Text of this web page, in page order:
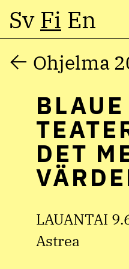
Hyppää
sisältöön
Sv Fi En
Ohjelma
DET
LAUANTAI
Astrea